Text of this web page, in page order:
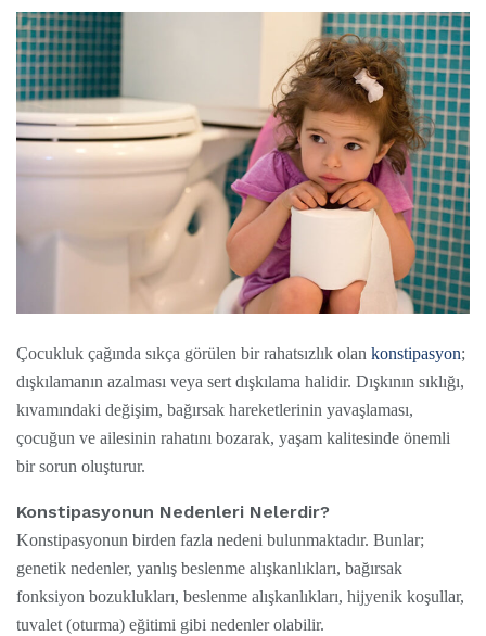
Çocukluk çağında sıkça görülen bir rahatsızlık olan konstipasyon;
dışkılamanın azalması veya sert dışkılama halidir. Dışkının sıklığı,
kıvamındaki değişim, bağırsak hareketlerinin yavaşlaması,
çocuğun ve ailesinin rahatını bozarak, yaşam kalitesinde önemli
bir sorun oluşturur.
Konstipasyonun Nedenleri Nelerdir?
Konstipasyonun birden fazla nedeni bulunmaktadır. Bunlar;
genetik nedenler, yanlış beslenme alışkanlıkları, bağırsak
fonksiyon bozuklukları, beslenme alışkanlıkları, hijyenik koşullar,
tuvalet (oturma) eğitimi gibi nedenler olabilir.